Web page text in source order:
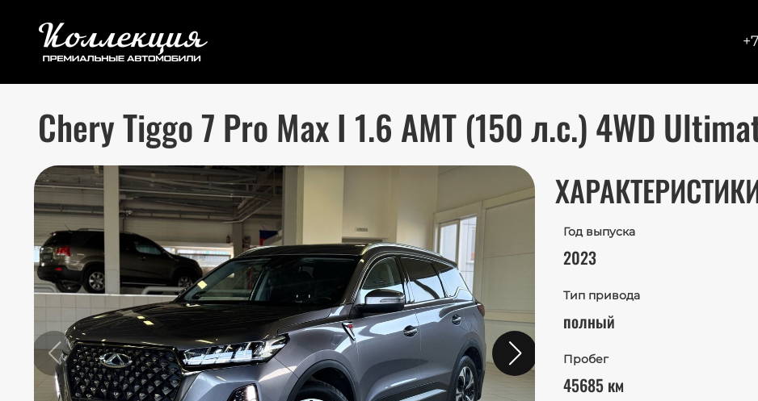
Chery Tiggo 7 Pro Max I 1.6 AMT (150 л.с.) 4WD
Год выпуска
2023
Тип привода
полный
Пробег
45685 км